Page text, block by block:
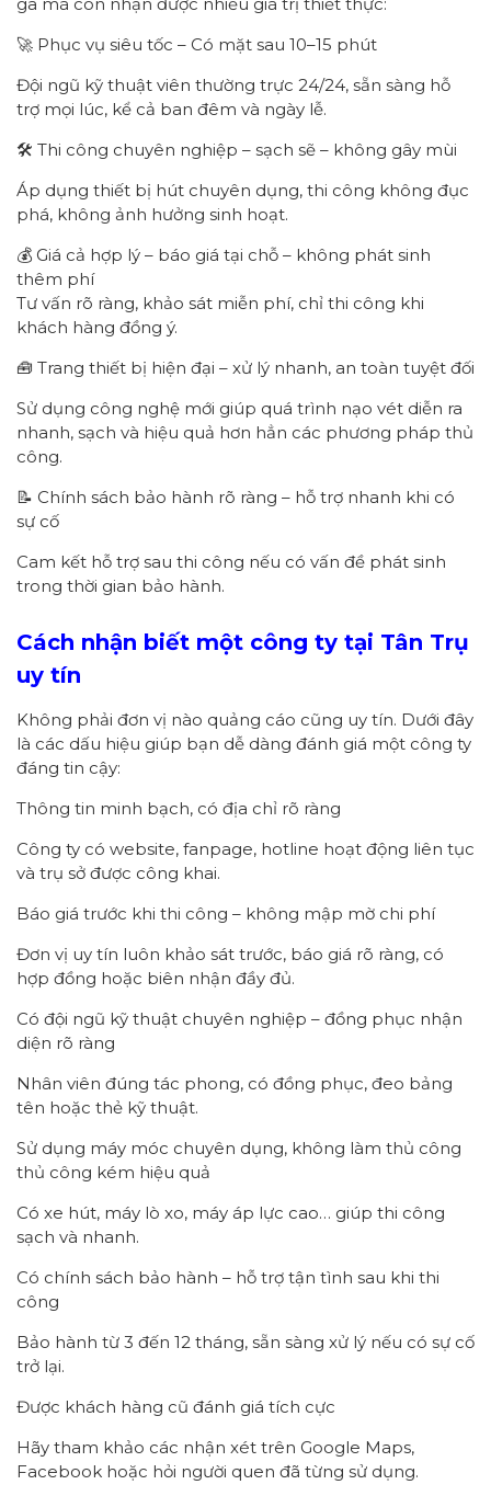
🚀 Phục vụ siêu tốc – Có mặt sau 10–15 phút
Đội ngũ kỹ thuật viên thường trực 24/24, sẵn sàng hỗ
trợ mọi lúc, kể cả ban đêm và ngày lễ.
🛠️ Thi công chuyên nghiệp – sạch sẽ – không gây mùi
Áp dụng thiết bị hút chuyên dụng, thi công không đục
phá, không ảnh hưởng sinh hoạt.
💰 Giá cả hợp lý – báo giá tại chỗ – không phát sinh
thêm phí
Tư vấn rõ ràng, khảo sát miễn phí, chỉ thi công khi
khách hàng đồng ý.
🧰 Trang thiết bị hiện đại – xử lý nhanh, an toàn tuyệt đối
Sử dụng công nghệ mới giúp quá trình nạo vét diễn ra
nhanh, sạch và hiệu quả hơn hẳn các phương pháp thủ
công.
📝 Chính sách bảo hành rõ ràng – hỗ trợ nhanh khi có
sự cố
Cam kết hỗ trợ sau thi công nếu có vấn đề phát sinh
trong thời gian bảo hành.
Cách nhận biết một công ty tại Tân Trụ
uy tín
Không phải đơn vị nào quảng cáo cũng uy tín. Dưới đây
là các dấu hiệu giúp bạn dễ dàng đánh giá một công ty
đáng tin cậy:
Thông tin minh bạch, có địa chỉ rõ ràng
Công ty có website, fanpage, hotline hoạt động liên tục
và trụ sở được công khai.
Báo giá trước khi thi công – không mập mờ chi phí
Đơn vị uy tín luôn khảo sát trước, báo giá rõ ràng, có
hợp đồng hoặc biên nhận đầy đủ.
Có đội ngũ kỹ thuật chuyên nghiệp – đồng phục nhận
diện rõ ràng
Nhân viên đúng tác phong, có đồng phục, đeo bảng
tên hoặc thẻ kỹ thuật.
Sử dụng máy móc chuyên dụng, không làm thủ công
thủ công kém hiệu quả
Có xe hút, máy lò xo, máy áp lực cao… giúp thi công
sạch và nhanh.
Có chính sách bảo hành – hỗ trợ tận tình sau khi thi
công
Bảo hành từ 3 đến 12 tháng, sẵn sàng xử lý nếu có sự cố
trở lại.
Được khách hàng cũ đánh giá tích cực
Hãy tham khảo các nhận xét trên Google Maps,
Facebook hoặc hỏi người quen đã từng sử dụng.